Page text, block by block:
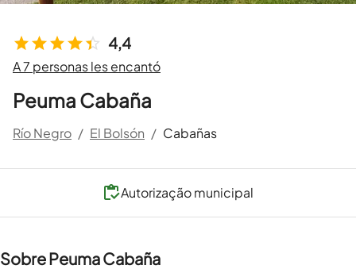
4,4
A 7 personas les encantó
Peuma Cabaña
Río Negro / El Bolsón / Cabañas
Autorização municipal
Sobre Peuma Cabaña